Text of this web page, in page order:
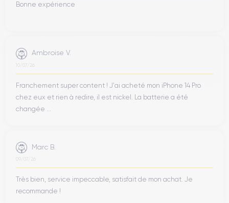
Bonne expérience
Ambroise V.
10/07/26
Franchement super content ! J'ai acheté mon iPhone 14 Pro
chez eux et rien à redire, il est nickel. La batterie a été
changée ...
Marc B.
09/07/26
Très bien, service impeccable, satisfait de mon achat. Je
recommande !